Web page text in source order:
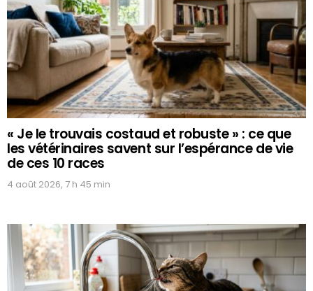
« Je le trouvais costaud et robuste » : ce que
les vétérinaires savent sur l’espérance de vie
de ces 10 races
4 août 2026, 7 h 45 min